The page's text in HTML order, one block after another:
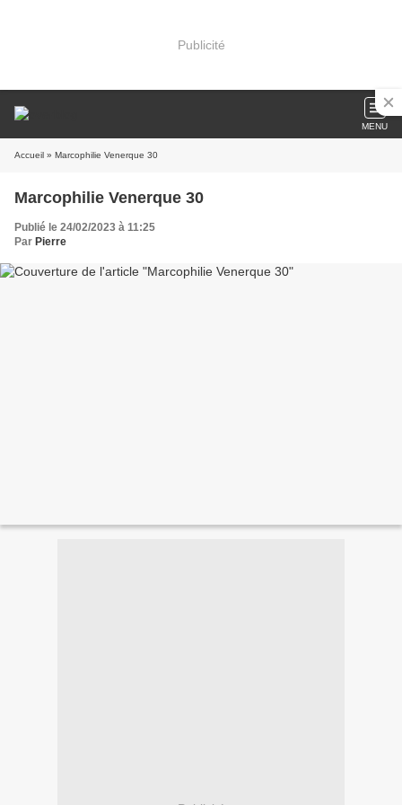
Publicité
MENU
Accueil » Marcophilie Venerque 30
Marcophilie Venerque 30
Publié le 24/02/2023 à 11:25
Par Pierre